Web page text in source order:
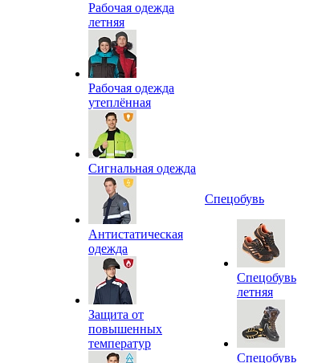
Рабочая одежда
летняя
Рабочая одежда
утеплённая
Сигнальная одежда
Антистатическая
одежда
Защита от
повышенных
температур
Спецобувь
Спецобувь
летняя
Спецобувь